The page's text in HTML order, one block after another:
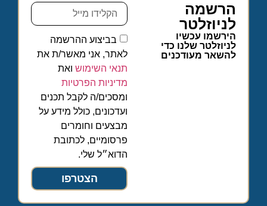
הרשמה
לניוזלטר
הירשמו עכשיו
לניוזלטר שלנו כדי
להשאר מעודכנים
בביצוע ההרשמה
לאתר, אני מאשר/ת את
תנאי השימוש ואת
מדיניות הפרטיות
ומסכים/ה לקבל תכנים
ועדכונים, כולל מידע על
מבצעים וחומרים
פרסומיים, לכתובת
הדוא״ל שלי.
הצטרפו